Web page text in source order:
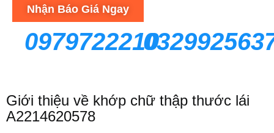
Nhận Báo Giá Ngay
0979722210
Giới thiệu về khớp chữ thập thước lái
A2214620578